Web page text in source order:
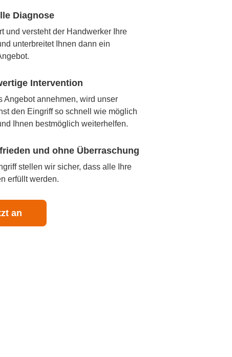
Diagnose
und versteht der Handwerker Ihre
unterbreitet Ihnen dann ein
Intervention
Angebot annehmen, wird unser
den Eingriff so schnell wie möglich
Ihnen bestmöglich weiterhelfen.
und ohne Überraschung
stellen wir sicher, dass alle Ihre
erfüllt werden.
an